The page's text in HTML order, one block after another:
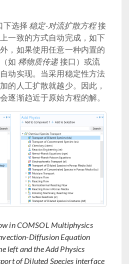
下选择稳定-对流扩散方程接
一致的方式自动完成，如下
，如果使用任意一种内置的
如 稀物质传递 接口）或流
动实现。当采用稳定性方法
的人工扩散就越少。因此，
逐渐趋近于原始方程的解。
in COMSOL Multiphysics
Diffusion Equation
left and the Add Physics
of Diluted Species interface